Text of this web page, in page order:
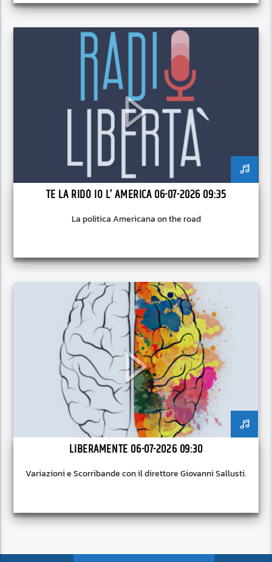
TE LA RIDÒ IO L’ AMERICA 06-07-2026 09:35
La politica Americana on the road
LIBERAMENTE 06-07-2026 09:30
Variazioni e Scorribande con il direttore Giovanni Sallusti.